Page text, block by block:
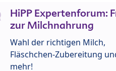
HiPP Expertenforum:
zur Milchnahrung
Wahl der richtigen Milch,
Fläschchen-Zubereitung
mehr!